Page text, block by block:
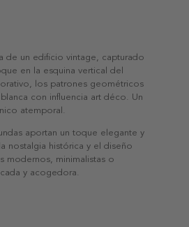
de un edificio vintage, capturado
en la esquina vertical del
los patrones geométricos
con influencia art déco. Un
atemporal.
aportan un toque elegante y
nostalgia histórica y el diseño
modernos, minimalistas o
y acogedora.